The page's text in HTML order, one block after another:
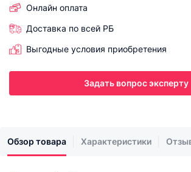
Онлайн оплата
Доставка по всей РБ
Выгодные условия приобретения
Задать вопрос эксперту
Обзор товара Характеристики